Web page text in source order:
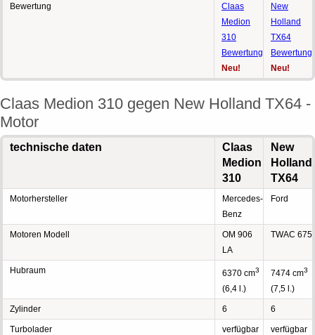
Bewertung
Claas
Medion
310
Bewertung
Neu!
New
Holland
TX64
Bewertung
Neu!
Claas Medion 310 gegen New Holland TX64 -
Motor
technische daten
Claas
Medion
310
New
Holland
TX64
Motorhersteller
Mercedes-
Benz
Ford
Motoren Modell
OM 906
LA
TWAC 675
Hubraum 6370 cm3
(6,4 l.)
7474 cm3
(7,5 l.)
Zylinder 6 6
Turbolader verfügbar verfügbar